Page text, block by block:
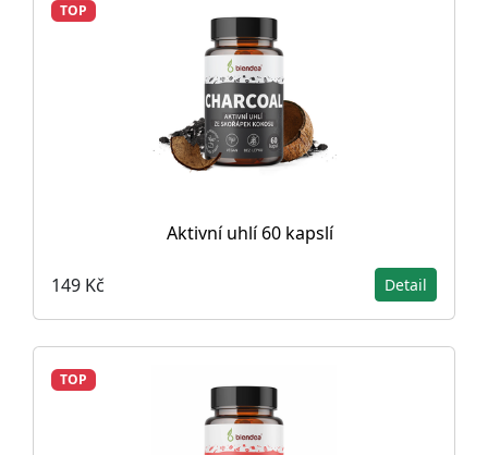
TOP
Aktivní uhlí 60 kapslí
149 Kč Detail
TOP